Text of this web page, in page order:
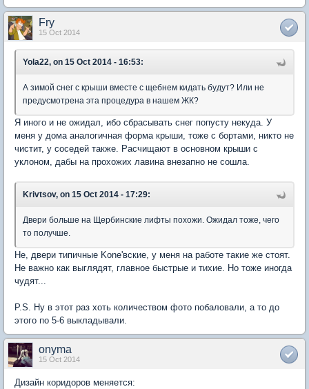
Fry
15 Oct 2014
Yola22, on 15 Oct 2014 - 16:53:
А зимой снег с крыши вместе с щебнем кидать будут? Или не
предусмотрена эта процедура в нашем ЖК?
Я иного и не ожидал, ибо сбрасывать снег попусту некуда. У
меня у дома аналогичная форма крыши, тоже с бортами, никто не
чистит, у соседей также. Расчищают в основном крыши с
уклоном, дабы на прохожих лавина внезапно не сошла.
Krivtsov, on 15 Oct 2014 - 17:29:
Двери больше на Щербинские лифты похожи. Ожидал тоже, чего
то получше.
Не, двери типичные Kone'вские, у меня на работе такие же стоят.
Не важно как выглядят, главное быстрые и тихие. Но тоже иногда
чудят...
P.S. Ну в этот раз хоть количеством фото побаловали, а то до
этого по 5-6 выкладывали.
onyma
15 Oct 2014
Дизайн коридоров меняется: